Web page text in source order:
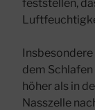
feststellen,
dem
höher als in
Nasszelle